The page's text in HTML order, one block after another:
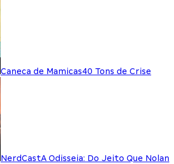
Caneca de Mamicas40 Tons de Crise
NerdCastA Odisseia: Do Jeito Que Nolan